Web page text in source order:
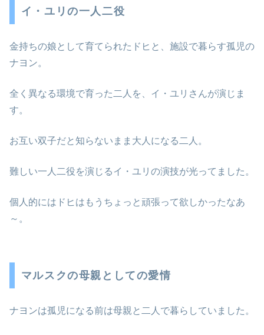
イ・ユリの一人二役
金持ちの娘として育てられたドヒと、施設で暮らす孤児の
ナヨン。
全く異なる環境で育った二人を、イ・ユリさんが演じま
す。
お互い双子だと知らないまま大人になる二人。
難しい一人二役を演じるイ・ユリの演技が光ってました。
個人的にはドヒはもうちょっと頑張って欲しかったなあ
～。
マルスクの母親としての愛情
ナヨンは孤児になる前は母親と二人で暮らしていました。